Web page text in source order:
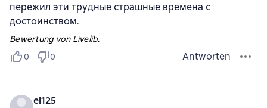
пережил эти трудные страшные времена с
достоинством.
Bewertung von Livelib.
0
0 Antworten
el125